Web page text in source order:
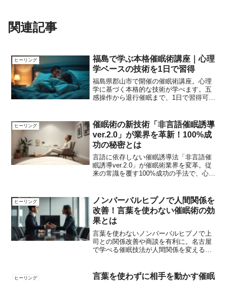
関連記事
ヒーリング
福島で学ぶ本格催眠術講座｜心理
学ベースの技術を1日で習得
福島県郡山市で開催の催眠術講座。心理
学に基づく本格的な技術が学べます。五
感操作から退行催眠まで、1日で習得可能
ヒーリング
催眠術の新技術「非言語催眠誘導
ver.2.0」が業界を革新！100%成
功の秘密とは
言語に依存しない催眠誘導法「非言語催
眠誘導ver.2.0」が催眠術業界を変革。従
来の常識を覆す100%成功の手法で、心理
ヒーリング
ノンバーバルヒプノで人間関係を
改善！言葉を使わない催眠術の効
果とは
言葉を使わないノンバーバルヒプノで上
司との関係改善や商談を有利に。名古屋
で学べる催眠技法が人間関係を変える秘
ヒーリング
言葉を使わずに相手を動かす催眠